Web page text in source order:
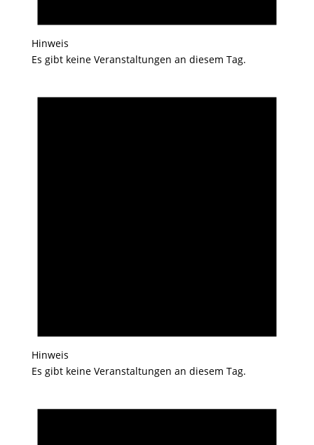
Hinweis
Es gibt keine Veranstaltungen an diesem Tag.
Hinweis
Es gibt keine Veranstaltungen an diesem Tag.